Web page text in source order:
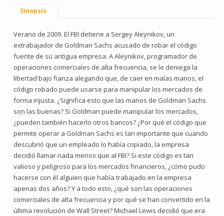
Sinopsis
Verano de 2009. El FBI detiene a Sergey Aleynikov, un
extrabajador de Goldman Sachs acusado de robar el código
fuente de su antigua empresa. A Aleynikov, programador de
operaciones comerciales de alta frecuencia, se le deniega la
libertad bajo fianza alegando que, de caer en malas manos, el
código robado puede usarse para manipular los mercados de
forma injusta. ¿Significa esto que las manos de Goldman Sachs
son las buenas? Si Goldman puede manipular los mercados,
¿pueden también hacerlo otros bancos? ¿Por qué el código que
permite operar a Goldman Sachs es tan importante que cuando
descubrió que un empleado lo había copiado, la empresa
decidió llamar nada menos que al FBI? Si este código es tan
valioso y peligroso para los mercados financieros, ¿cómo pudo
hacerse con él alguien que había trabajado en la empresa
apenas dos años? Y a todo esto, ¿qué son las operaciones
comerciales de alta frecuencia y por qué se han convertido en la
última revolución de Wall Street? Michael Lewis decidió que era